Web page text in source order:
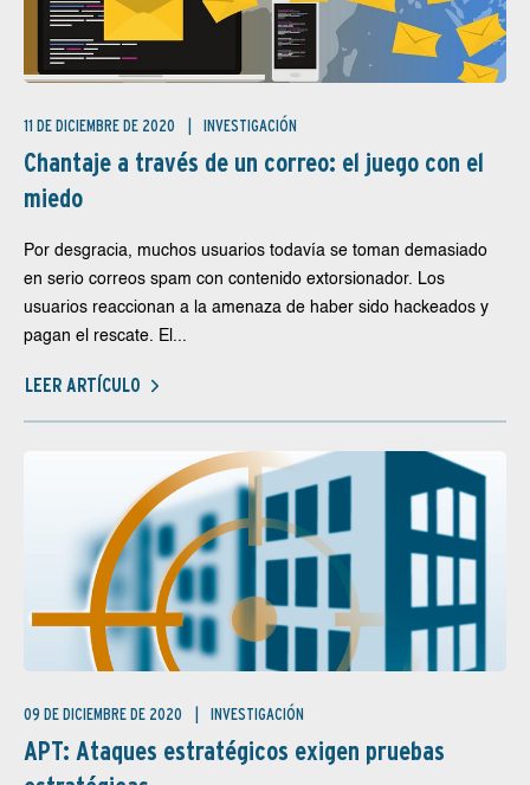
11 DE DICIEMBRE DE 2020 INVESTIGACIÓN
Chantaje a través de un correo: el juego con el
miedo
Por desgracia, muchos usuarios todavía se toman demasiado
en serio correos spam con contenido extorsionador. Los
usuarios reaccionan a la amenaza de haber sido hackeados y
pagan el rescate. El...
LEER ARTÍCULO
09 DE DICIEMBRE DE 2020 INVESTIGACIÓN
APT: Ataques estratégicos exigen pruebas